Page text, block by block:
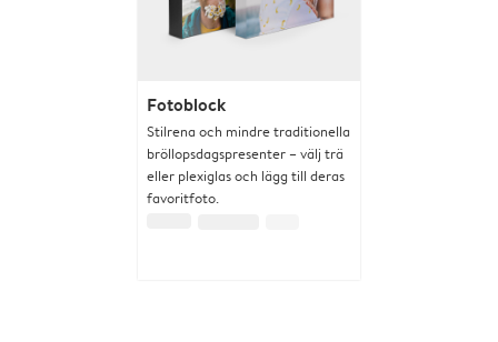
Fotoblock
Stilrena och mindre traditionella
bröllopsdagspresenter – välj trä
eller plexiglas och lägg till deras
favoritfoto.